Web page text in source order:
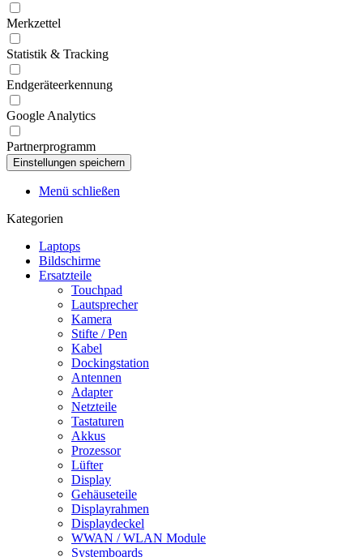
Merkzettel
Statistik & Tracking
Endgeräteerkennung
Google Analytics
Partnerprogramm
Menü schließen
Kategorien
Laptops
Bildschirme
Ersatzteile
Touchpad
Lautsprecher
Kamera
Stifte / Pen
Kabel
Dockingstation
Antennen
Adapter
Netzteile
Tastaturen
Akkus
Prozessor
Lüfter
Display
Gehäuseteile
Displayrahmen
Displaydeckel
WWAN / WLAN Module
Systemboards